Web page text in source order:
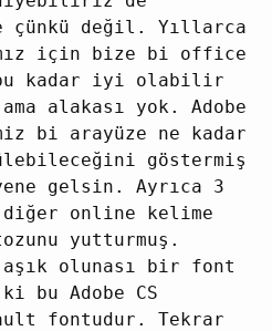
çünkü değil. Yıllarca
için bize bi office
bu kadar iyi olabilir
alakası yok. Adobe
bi arayüze ne kadar
göstermiş
gelsin. Ayrıca 3
online kelime
yutturmuş.
olunası bir font
bu Adobe CS
fontudur. Tekrar